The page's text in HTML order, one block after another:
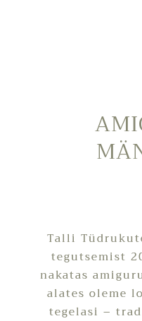
Talli
tegutsemist
nakatas
alates oleme
tegelasi –